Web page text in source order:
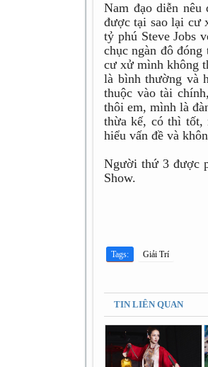
Nam đạo diễn
được tại sao lại cư
tỷ phú Steve Jobs
chục ngàn đô
cư xử mình không
là bình thường và
thuộc vào tài
thôi em, mình là
thừa kế, có thì tốt,
hiểu vấn đề và
Người thứ 3 được
Show.
Tags: Giải Trí
TIN LIÊN QUAN